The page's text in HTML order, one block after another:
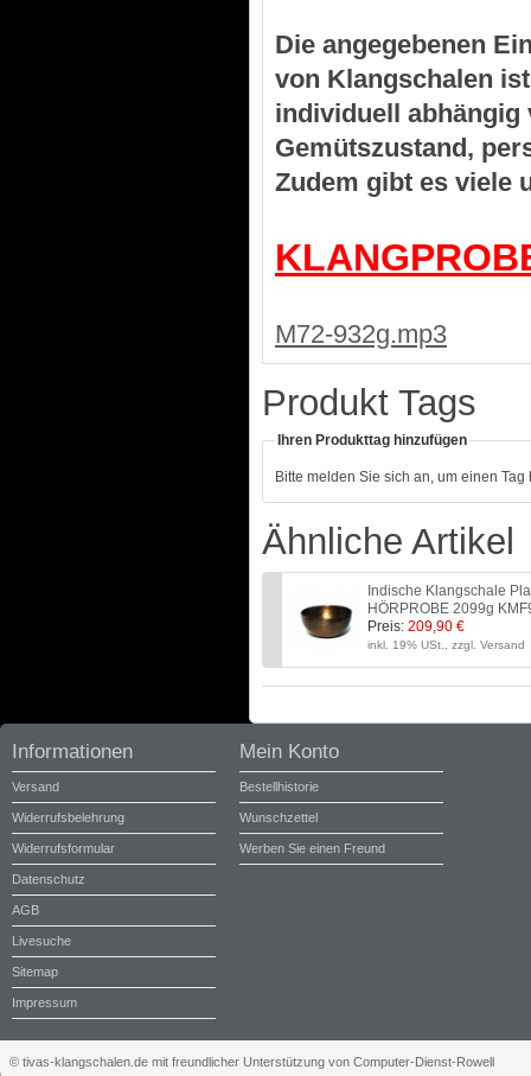
Die angegebenen
von Klangschalen
individuell abhängig
Gemütszustand,
Zudem gibt es viele
M72-932g.mp3
Produkt Tags
Ihren Produkttag hinzufügen
Bitte melden Sie sich an, um einen
Ähnliche Artikel
Indische Klangschale
HÖRPROBE 2099g
Preis: 209,90 €
inkl. 19% USt., zzgl. Versand
Informationen
Versand
Widerrufsbelehrung
Widerrufsformular
Datenschutz
AGB
Livesuche
Sitemap
Impressum
Mein Konto
Bestellhistorie
Wunschzettel
Werben Sie einen Freund
© tivas-klangschalen.de mit freundlicher Unterstützung von Computer-Dienst-Rowell